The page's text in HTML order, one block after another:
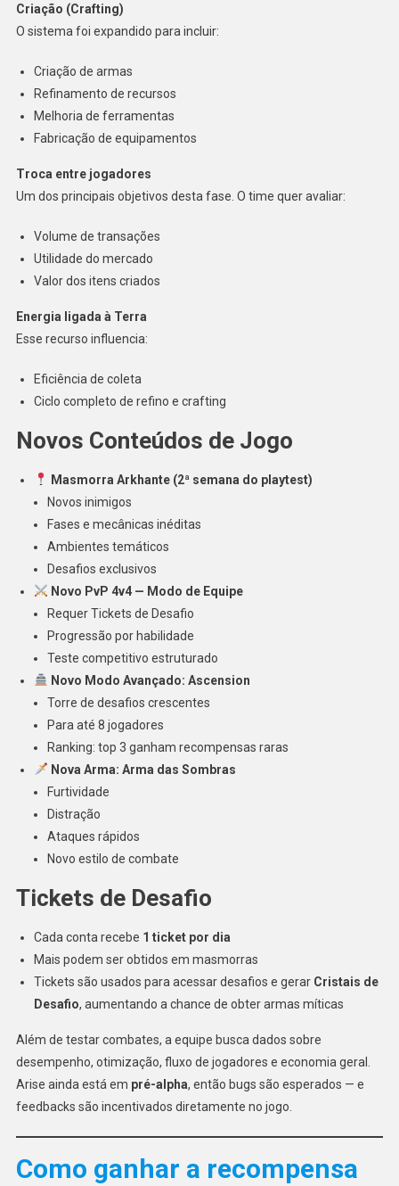
Criação (Crafting)
O sistema foi expandido para incluir:
Criação de armas
Refinamento de recursos
Melhoria de ferramentas
Fabricação de equipamentos
Troca entre jogadores
Um dos principais objetivos desta fase. O time quer avaliar:
Volume de transações
Utilidade do mercado
Valor dos itens criados
Energia ligada à Terra
Esse recurso influencia:
Eficiência de coleta
Ciclo completo de refino e crafting
Novos Conteúdos de Jogo
Masmorra Arkhante (2ª semana do playtest)
Novos inimigos
Fases e mecânicas inéditas
Ambientes temáticos
Desafios exclusivos
Novo PvP 4v4 — Modo de Equipe
Requer Tickets de Desafio
Progressão por habilidade
Teste competitivo estruturado
Novo Modo Avançado: Ascension
Torre de desafios crescentes
Para até 8 jogadores
Ranking: top 3 ganham recompensas raras
Nova Arma: Arma das Sombras
Furtividade
Distração
Ataques rápidos
Novo estilo de combate
Tickets de Desafio
Cada conta recebe 1 ticket por dia
Mais podem ser obtidos em masmorras
Tickets são usados para acessar desafios e gerar Cristais de
Desafio, aumentando a chance de obter armas míticas
Além de testar combates, a equipe busca dados sobre
desempenho, otimização, fluxo de jogadores e economia geral.
Arise ainda está em pré-alpha, então bugs são esperados — e
feedbacks são incentivados diretamente no jogo.
Como ganhar a recompensa